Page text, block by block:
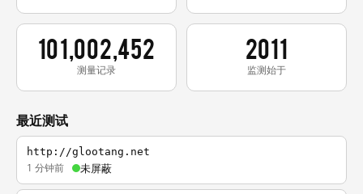
101,002,452
测量记录
2011
监测始于
最近测试
http://glootang.net
1 分钟前 未屏蔽